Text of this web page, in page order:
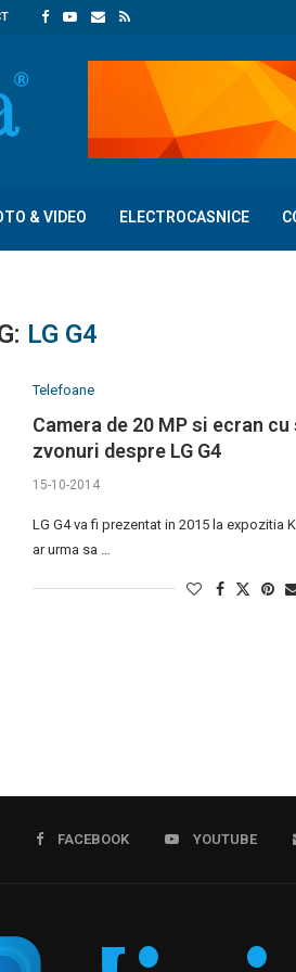
& VIDEO ELECTROCASNICE
LG G4
Telefoane
Camera de 20 MP si ecran
zvonuri despre LG G4
15-10-2014
LG G4 va fi prezentat in 2015 la expozitia
ar urma sa …
FACEBOOK YOUTUBE